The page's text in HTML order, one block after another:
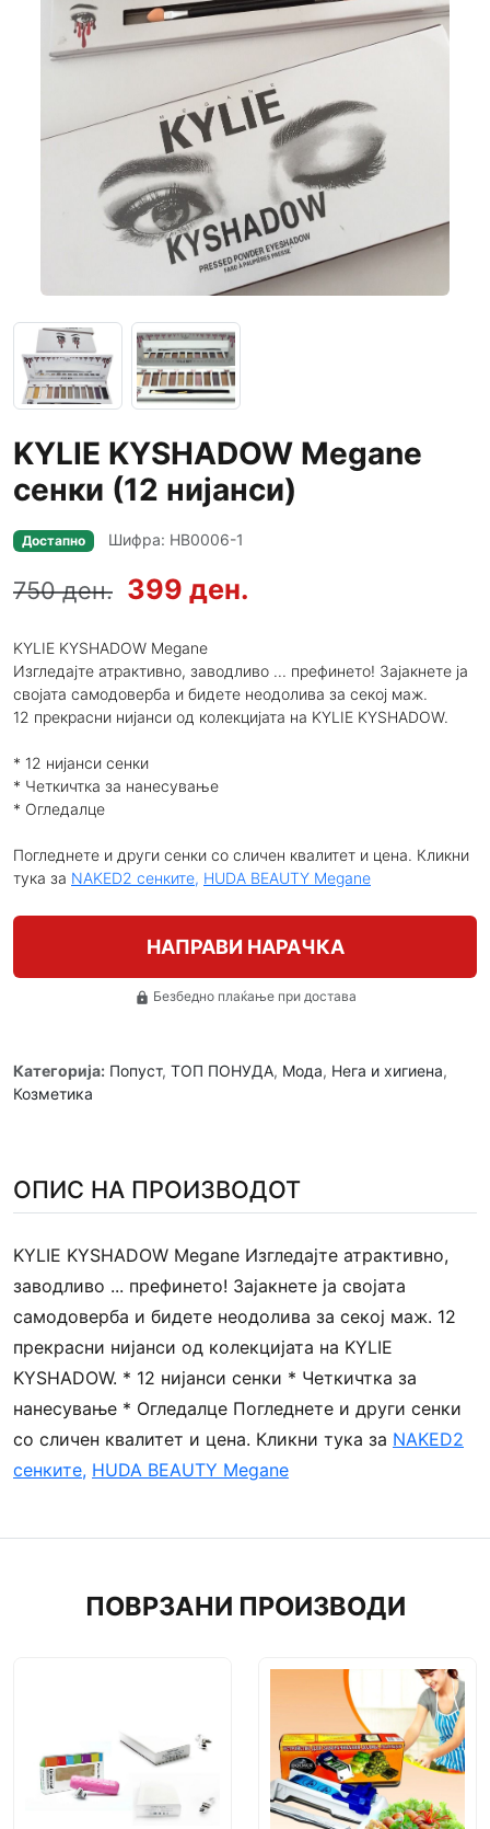
KYLIE KYSHADOW Megane
сенки (12 нијанси)
Достапно Шифра: HB0006-1
750 ден. 399 ден.
KYLIE KYSHADOW Megane
Изгледајте атрактивно, заводливо ... префинето! Зајакнете ја
својата самодоверба и бидете неодолива за секој маж.
12 прекрасни нијанси од колекцијата на KYLIE KYSHADOW.
* 12 нијанси сенки
* Четкичтка за нанесување
* Огледалце
Погледнете и други сенки со сличен квалитет и цена. Кликни
тука за NAKED2 сенките, HUDA BEAUTY Megane
НАПРАВИ НАРАЧКА
lock Безбедно плаќање при достава
Категорија: Попуст, ТОП ПОНУДА, Мода, Нега и хигиена,
Козметика
ОПИС НА ПРОИЗВОДОТ
KYLIE KYSHADOW Megane Изгледајте атрактивно,
заводливо ... префинето! Зајакнете ја својата
самодоверба и бидете неодолива за секој маж. 12
прекрасни нијанси од колекцијата на KYLIE
KYSHADOW. * 12 нијанси сенки * Четкичтка за
нанесување * Огледалце Погледнете и други сенки
со сличен квалитет и цена. Кликни тука за NAKED2
сенките, HUDA BEAUTY Megane
ПОВРЗАНИ ПРОИЗВОДИ